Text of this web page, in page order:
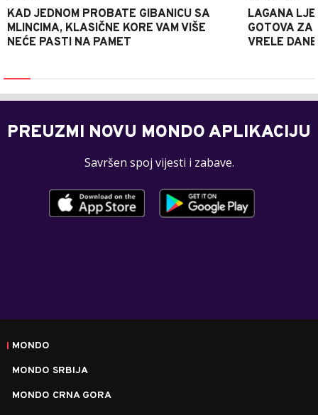
KAD JEDNOM PROBATE GIBANICU SA
MLINCIMA, KLASIČNE KORE VAM VIŠE
NEĆE PASTI NA PAMET
LAGANA
GOTOVA ZA
VRELE DANE
PREUZMI NOVU MONDO APLIKACIJU
Savršen spoj vijesti i zabave.
MONDO
MONDO SRBIJA
MONDO CRNA GORA